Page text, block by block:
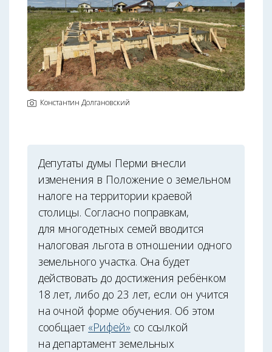
Константин Долгановский
Депутаты думы Перми внесли
изменения в Положение о земельном
налоге на территории краевой
столицы. Согласно поправкам,
для многодетных семей вводится
налоговая льгота в отношении одного
земельного участка. Она будет
действовать до достижения ребёнком
18 лет, либо до 23 лет, если он учится
на очной форме обучения. Об этом
сообщает «Рифей» со ссылкой
на департамент земельных